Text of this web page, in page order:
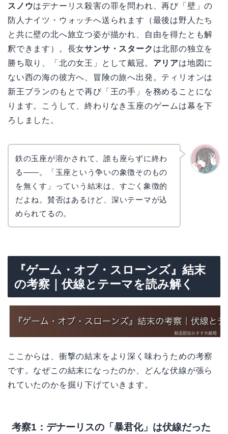
スノウはデナーリス殺害の罪を問われ、再び「壁」の
防人ナイツ・ウォッチへ送られます（最後は野人たち
と共に壁の北へ旅立つ姿が描かれ、自由を得たとも解
釈できます）。長女サンサ・スターク は北部の独立を
勝ち取り、「北の女王」として戴冠。 アリアは地図に
ない西の海の彼方へ、冒険の旅へ出発。ティリオンは
新王ブランのもとで再び「王の手」を務めることにな
ります。こうして、終わりなき玉座のゲームは幕を下
ろしました。
鉄の玉座が溶かされて、誰も座らずに終わ
る――。「玉座という争いの象徴そのもの
を無くす」っていう結末は、すごく象徴的
だよね。賛否はあるけど、深いテーマが込
められてるの。
『ゲーム・オブ・スローンズ』結末
の考察｜伏線とテーマを読み解く
ここからは、衝撃の結末をより深く味わうための考察
です。なぜこの結末になったのか、どんな伏線が張ら
れていたのかを掘り下げていきます。
考察1：デナーリスの「暴君化」は伏線だった